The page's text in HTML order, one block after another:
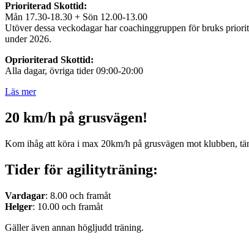
Prioriterad Skottid:
Mån 17.30-18.30 + Sön 12.00-13.00
Utöver dessa veckodagar har coachinggruppen för bruks
under 2026.
Oprioriterad Skottid:
Alla dagar, övriga tider 09:00-20:00
Läs mer
20 km/h på grusvägen!
Kom ihåg att köra i max 20km/h på grusvägen mot klubben,
Tider för agilityträning:
Vardagar: 8.00 och framåt
Helger: 10.00 och framåt
Gäller även annan högljudd träning.